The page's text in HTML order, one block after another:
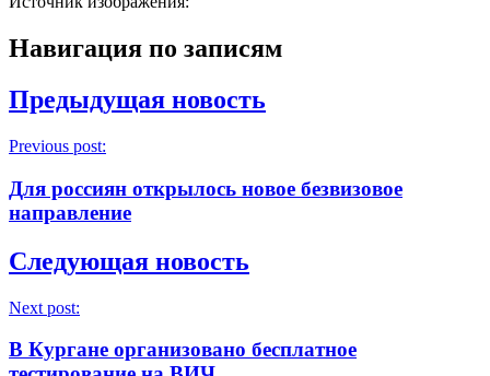
Навигация по записям
Предыдущая новость
Previous post:
Для россиян открылось новое безвизовое
направление
Следующая новость
Next post:
В Кургане организовано бесплатное